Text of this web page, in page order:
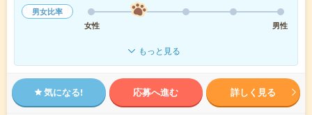
男女比率
女性
男性
もっと見る
気になる! 応募へ進む 詳しく見る